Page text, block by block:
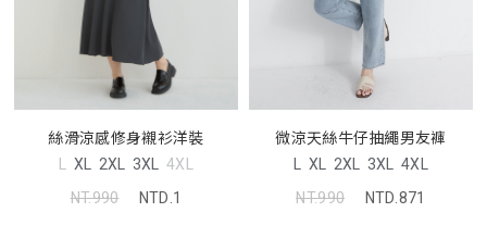
絲滑涼感修身襯衫洋裝
L XL 2XL 3XL 4XL
NT.990
NTD.1
微涼天絲牛仔抽繩男友褲
L XL 2XL 3XL 4XL
NT.990
NTD.871